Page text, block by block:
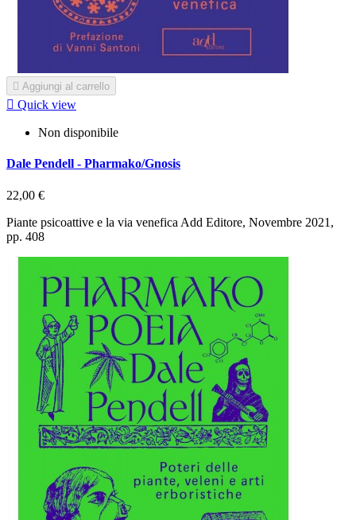
 Aggiungi al carrello
 Quick view
Non disponibile
Dale Pendell - Pharmako/Gnosis
22,00 €
Piante psicoattive e la via venefica Add Editore, Novembre 2021,
pp. 408